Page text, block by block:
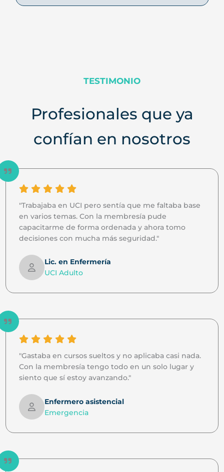
TESTIMONIO
Profesionales que ya
confían en nosotros
"Trabajaba en UCI pero sentía que me faltaba base
en varios temas. Con la membresía pude
capacitarme de forma ordenada y ahora tomo
decisiones con mucha más seguridad."
Lic. en Enfermería
UCI Adulto
"Gastaba en cursos sueltos y no aplicaba casi nada.
Con la membresía tengo todo en un solo lugar y
siento que sí estoy avanzando."
Enfermero asistencial
Emergencia